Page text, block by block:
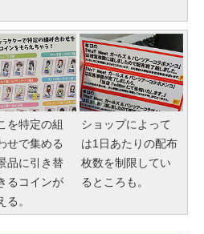
を特定の組
せで集める
品に引き替
るコインが
る。
ショップによって
は1日あたりの配布
枚数を制限してい
るところも。